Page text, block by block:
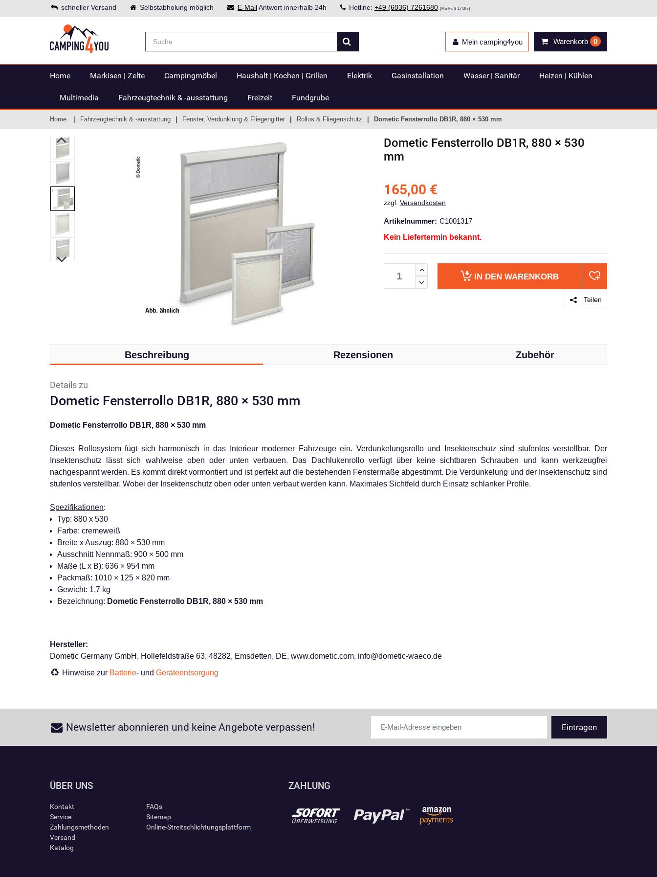
schneller Versand Selbstabholung möglich E-MailAntwort innerhalb 24h Hotline: +49 (6036) 7261680 (Mo-Fr: 8-17 Uhr)
Warenkorb 0
Mein camping4you
Home Markisen | Zelte Campingmöbel Haushalt | Kochen | Grillen Elektrik Gasinstallation Wasser | Sanitär Heizen | Kühlen
Multimedia Fahrzeugtechnik & -ausstattung Freizeit Fundgrube
Home Fahrzeugtechnik & -ausstattung Fenster, Verdunklung & Fliegengitter Rollos & Fliegenschutz Dometic Fensterrollo DB1R, 880 × 530 mm
Dometic Fensterrollo DB1R, 880 × 530
mm
165,00 €
zzgl. Versandkosten
Artikelnummer: C1001317
Kein Liefertermin bekannt.
IN DEN WARENKORB
Teilen
Beschreibung Rezensionen Zubehör
Details zu
Dometic Fensterrollo DB1R, 880 × 530 mm
Dometic Fensterrollo DB1R, 880 × 530 mm
Dieses Rollosystem fügt sich harmonisch in das Interieur moderner Fahrzeuge ein. Verdunkelungsrollo und Insektenschutz sind stufenlos verstellbar. Der
Insektenschutz lässt sich wahlweise oben oder unten verbauen. Das Dachlukenrollo verfügt über keine sichtbaren Schrauben und kann werkzeugfrei
nachgespannt werden. Es kommt direkt vormontiert und ist perfekt auf die bestehenden Fenstermaße abgestimmt. Die Verdunkelung und der Insektenschutz sind
stufenlos verstellbar. Wobei der Insektenschutz oben oder unten verbaut werden kann. Maximales Sichtfeld durch Einsatz schlanker Profile.
Spezifikationen:
Typ: 880 x 530
Farbe: cremeweiß
Breite x Auszug: 880 × 530 mm
Ausschnitt Nennmaß: 900 × 500 mm
Maße (L x B): 636 × 954 mm
Packmaß: 1010 × 125 × 820 mm
Gewicht: 1,7 kg
Bezeichnung: Dometic Fensterrollo DB1R, 880 × 530 mm
Hersteller:
Dometic Germany GmbH, Hollefeldstraße 63, 48282, Emsdetten, DE, www.dometic.com, info@dometic-waeco.de
Hinweise zur Batterie- und Geräteentsorgung
Newsletter abonnieren und keine Angebote verpassen!
ÜBER UNS
Kontakt
Service
Zahlungsmethoden
Versand
Katalog
FAQs
Sitemap
Online-Streitschlichtungsplattform
ZAHLUNG